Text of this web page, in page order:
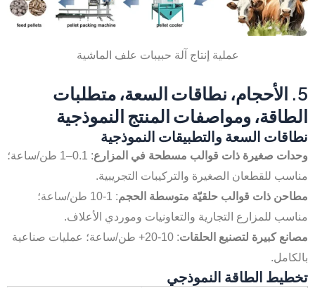
عملية إنتاج آلة حبيبات علف الماشية
5. الأحجام، نطاقات السعة، متطلبات
الطاقة، ومواصفات المنتج النموذجية
نطاقات السعة والتطبيقات النموذجية
وحدات صغيرة ذات قوالب مسطحة في المزارع
: 0.1–1 طن/ساعة؛
مناسب للقطعان الصغيرة والتركيبات التجريبية.
مطاحن ذات قوالب حلقيّة متوسطة الحجم
: 1-10 طن/ساعة؛
مناسب للمزارع التجارية والتعاونيات وموردي الأعلاف.
مصانع كبيرة لتصنيع الحلقات
: 10-20+ طن/ساعة؛ عمليات صناعية
بالكامل.
تخطيط الطاقة النموذجي